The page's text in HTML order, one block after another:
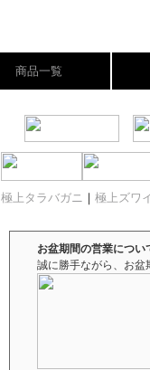
商品一覧
極上タラバガニ ｜ 極上ズワ
お盆期間の営業につい
誠に勝手ながら、お盆